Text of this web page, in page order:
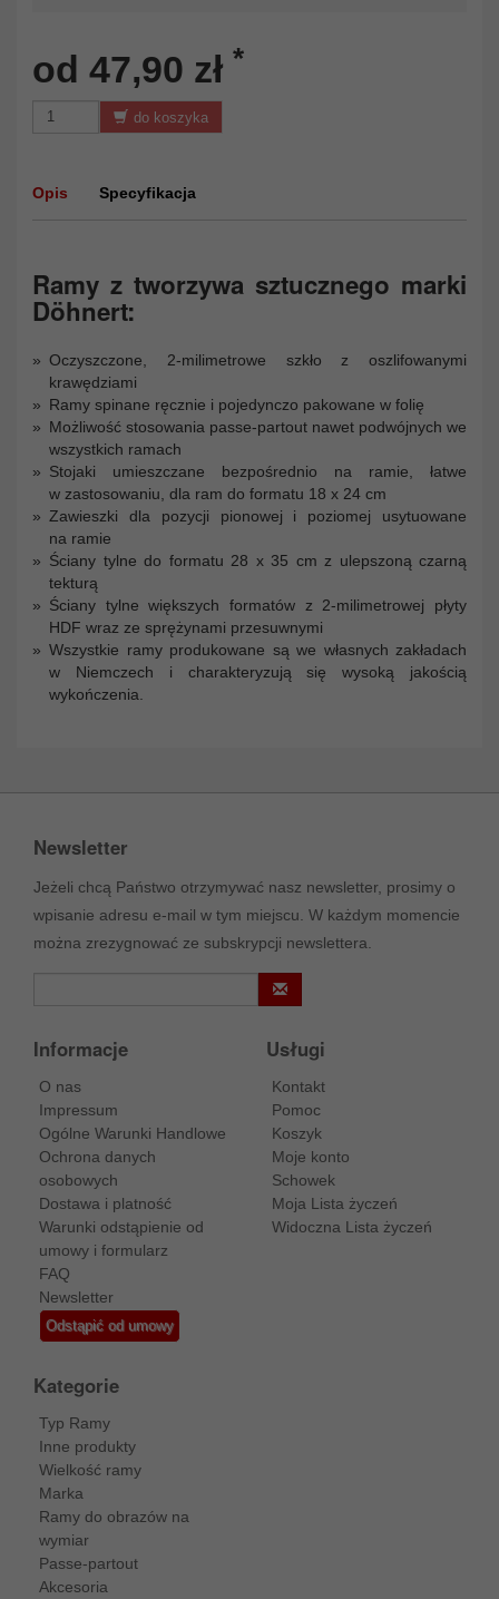
od 47,90 zł *
do koszyka
Opis Specyfikacja
Ramy z tworzywa sztucznego marki
Döhnert:
Oczyszczone, 2-milimetrowe szkło z oszlifowanymi
krawędziami
Ramy spinane ręcznie i pojedynczo pakowane w folię
Możliwość stosowania passe-partout nawet podwójnych we
wszystkich ramach
Stojaki umieszczane bezpośrednio na ramie, łatwe
w zastosowaniu, dla ram do formatu 18 x 24 cm
Zawieszki dla pozycji pionowej i poziomej usytuowane
na ramie
Ściany tylne do formatu 28 x 35 cm z ulepszoną czarną
tekturą
Ściany tylne większych formatów z 2-milimetrowej płyty
HDF wraz ze sprężynami przesuwnymi
Wszystkie ramy produkowane są we własnych zakładach
w Niemczech i charakteryzują się wysoką jakością
wykończenia.
Newsletter
Jeżeli chcą Państwo otrzymywać nasz newsletter, prosimy o
wpisanie adresu e-mail w tym miejscu. W każdym momencie
można zrezygnować ze subskrypcji newslettera.
Informacje
O nas
Impressum
Ogólne Warunki Handlowe
Ochrona danych
osobowych
Dostawa i platność
Warunki odstąpienie od
umowy i formularz
FAQ
Newsletter
Odstąpić od umowy
Usługi
Kontakt
Pomoc
Koszyk
Moje konto
Schowek
Moja Lista życzeń
Widoczna Lista życzeń
Kategorie
Typ Ramy
Inne produkty
Wielkość ramy
Marka
Ramy do obrazów na
wymiar
Passe-partout
Akcesoria